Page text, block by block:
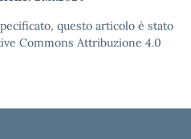
questo articolo è stato
Commons Attribuzione 4.0